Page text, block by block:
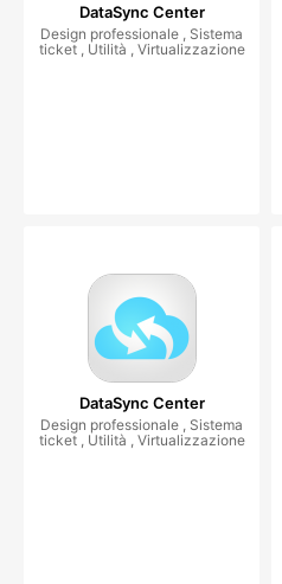
DataSync Center
Design professionale , Sistema
ticket , Utilità , Virtualizzazione
DataSync Center
Design professionale , Sistema
ticket , Utilità , Virtualizzazione